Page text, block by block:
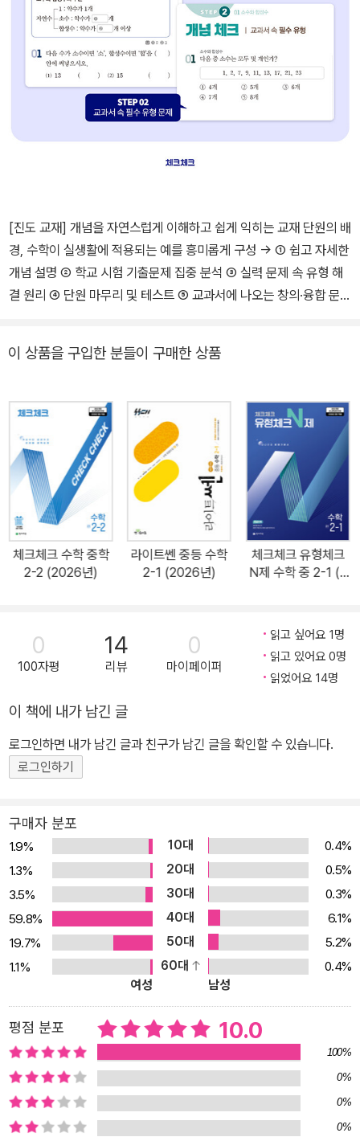
[진도 교재] 개념을 자연스럽게 이해하고 쉽게 익히는 교재 단원의 배
경, 수학이 실생활에 적용되는 예를 흥미롭게 구성 → ① 쉽고 자세한
개념 설명 ② 학교 시험 기출문제 집중 분석 ③ 실력 문제 속 유형 해
결 원리 ④ 단원 마무리 및 테스트 ⑤ 교과서에 나오는 창의·융합 문제
반복 연습 + 개념 체크 교과서 속 필수 유형 문제 진도 교재 Step1을
이 상품을 구입한 분들이 구매한 상품
체크체크 수학 중학
2-2 (2026년)
라이트쎈 중등 수학
2-1 (2026년)
체크체크 유형체크
N제 수학 중 2-1 (2
0
100자평
14
리뷰
0
마이페이퍼
읽고 싶어요 1명
읽고 있어요 0명
읽었어요 14명
이 책에 내가 남긴 글
로그인하면 내가 남긴 글과 친구가 남긴 글을 확인할 수 있습니다.
로그인하기
구매자 분포
1.9% 10대
0.4%
1.3%
20대
0.5%
3.5%
30대
0.3%
59.8%
40대
6.1%
19.7%
50대
5.2%
1.1%
60대
0.4%
여성
남성
평점 분포 10.0
100%
0%
0%
0%